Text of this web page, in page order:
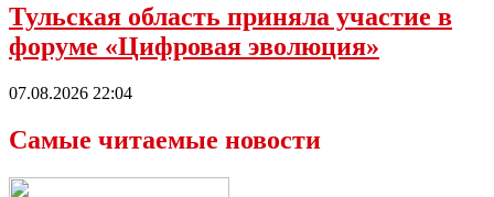
Тульская область приняла участие в
форуме «Цифровая эволюция»
07.08.2026 22:04
Самые читаемые новости